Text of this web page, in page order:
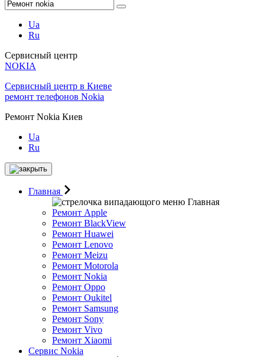
Ua
Ru
Сервисный центр
NOKIA
Сервисный центр в Киеве
ремонт телефонов Nokia
Ремонт Nokia Киев
Ua
Ru
Главная
Главная
Ремонт Apple
Ремонт BlackView
Ремонт Huawei
Ремонт Lenovo
Ремонт Meizu
Ремонт Motorоla
Ремонт Nokia
Ремонт Oppo
Ремонт Oukitel
Ремонт Samsung
Ремонт Sony
Ремонт Vivo
Ремонт Xiaomi
Сервис Nokia